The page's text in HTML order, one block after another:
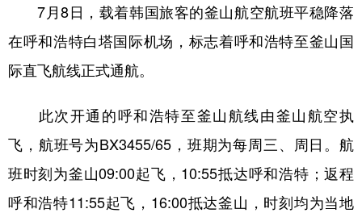
科技 科创 量子 体育
文化 书画 健康 军事
法律 中央文件 金融 汽车
食品 人居 信息化 数字经济
学术中国 乡村振兴 银龄 溯源中国
7月8日，载着韩国旅客的釜山航空航班平稳降落
在呼和浩特白塔国际机场，标志着呼和浩特至釜山国
际直飞航线正式通航。
此次开通的呼和浩特至釜山航线由釜山航空执
飞，航班号为BX3455/65，班期为每周三、周日。航
班时刻为釜山09:00起飞，10:55抵达呼和浩特；返程
呼和浩特11:55起飞，16:00抵达釜山，时刻均为当地